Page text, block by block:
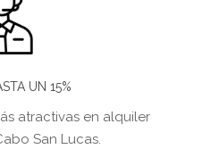
UN 15%
atractivas en alquiler
San Lucas.